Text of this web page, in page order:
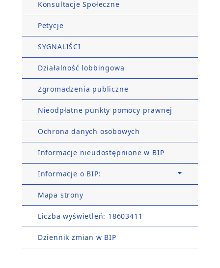
Konsultacje Społeczne
Petycje
SYGNALIŚCI
Działalność lobbingowa
Zgromadzenia publiczne
Nieodpłatne punkty pomocy prawnej
Ochrona danych osobowych
Informacje nieudostępnione w BIP
Informacje o BIP:
Mapa strony
Liczba wyświetleń: 18603411
Dziennik zmian w BIP